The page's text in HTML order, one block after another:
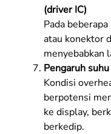
(driver IC)
Pada
atau konektor
menyebabkan
Pengaruh
Kondisi
berpotensi
ke display,
berkedip.